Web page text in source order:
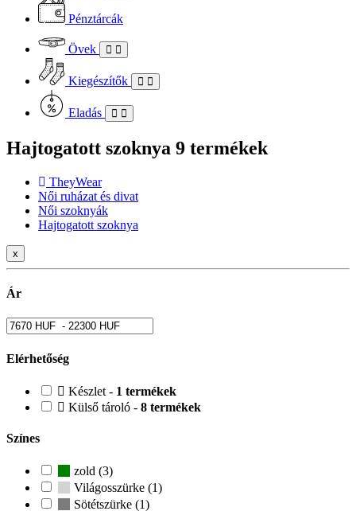
Pénztárcák
Övek
Kiegészítők
Eladás
Hajtogatott szoknya 9 termékek
TheyWear
Női ruházat és divat
Női szoknyák
Hajtogatott szoknya
x
Ár
Elérhetőség
Készlet - 1 termékek
Külső tároló - 8 termékek
Színes
zold (3)
Világosszürke (1)
Sötétszürke (1)